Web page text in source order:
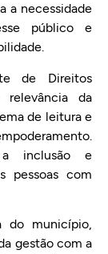
a necessidade
público e
de Direitos
relevância da
de leitura e
a inclusão e
pessoas com
do município,
gestão com a